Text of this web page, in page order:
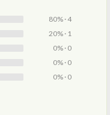
80% · 4
20% · 1
0% · 0
0% · 0
0% · 0